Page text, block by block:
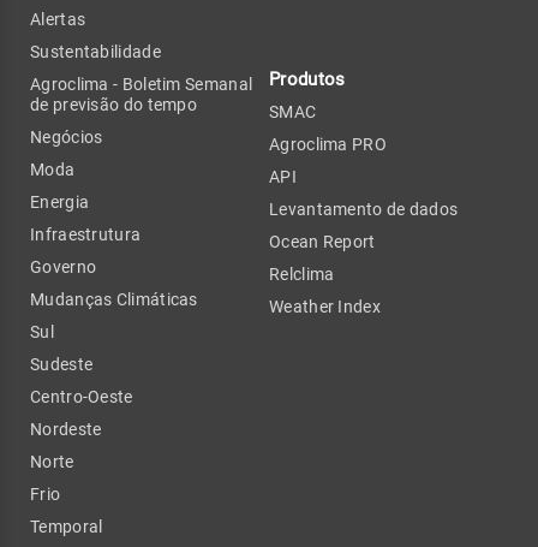
Alertas
Sustentabilidade
Agroclima - Boletim Semanal
de previsão do tempo
Negócios
Moda
Energia
Infraestrutura
Governo
Mudanças Climáticas
Sul
Sudeste
Centro-Oeste
Nordeste
Norte
Frio
Temporal
Produtos
SMAC
Agroclima PRO
API
Levantamento de dados
Ocean Report
Relclima
Weather Index